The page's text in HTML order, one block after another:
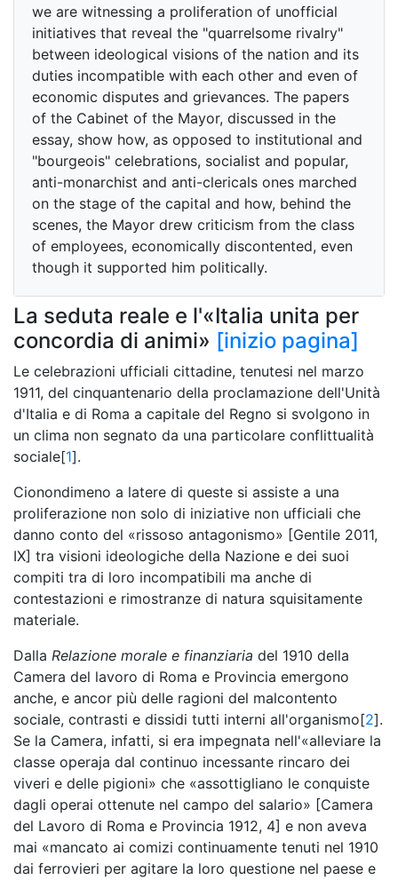
we are witnessing a proliferation of unofficial
initiatives that reveal the "quarrelsome rivalry"
between ideological visions of the nation and its
duties incompatible with each other and even of
economic disputes and grievances. The papers
of the Cabinet of the Mayor, discussed in the
essay, show how, as opposed to institutional and
"bourgeois" celebrations, socialist and popular,
anti-monarchist and anti-clericals ones marched
on the stage of the capital and how, behind the
scenes, the Mayor drew criticism from the class
of employees, economically discontented, even
though it supported him politically.
La seduta reale e l'«Italia unita per
concordia di animi» [inizio pagina]
Le celebrazioni ufficiali cittadine, tenutesi nel marzo
1911, del cinquantenario della proclamazione dell'Unità
d'Italia e di Roma a capitale del Regno si svolgono in
un clima non segnato da una particolare conflittualità
sociale[1].
Cionondimeno a latere di queste si assiste a una
proliferazione non solo di iniziative non ufficiali che
danno conto del «rissoso antagonismo» [Gentile 2011,
IX] tra visioni ideologiche della Nazione e dei suoi
compiti tra di loro incompatibili ma anche di
contestazioni e rimostranze di natura squisitamente
materiale.
Dalla Relazione morale e finanziaria del 1910 della
Camera del lavoro di Roma e Provincia emergono
anche, e ancor più delle ragioni del malcontento
sociale, contrasti e dissidi tutti interni all'organismo[2].
Se la Camera, infatti, si era impegnata nell'«alleviare la
classe operaja dal continuo incessante rincaro dei
viveri e delle pigioni» che «assottigliano le conquiste
dagli operai ottenute nel campo del salario» [Camera
del Lavoro di Roma e Provincia 1912, 4] e non aveva
mai «mancato ai comizi continuamente tenuti nel 1910
dai ferrovieri per agitare la loro questione nel paese e